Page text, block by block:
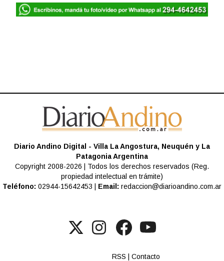
Diario Andino Digital - Villa La Angostura, Neuquén y La
Patagonia Argentina
Copyright 2008-2026 | Todos los derechos reservados (Reg.
propiedad intelectual en trámite)
Teléfono: 02944-15642453 | Email: redaccion@diarioandino.com.ar
RSS |Contacto